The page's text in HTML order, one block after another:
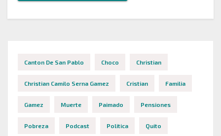
Canton De San Pablo Choco Christian
Christian Camilo Serna Gamez Cristian Familia
Gamez Muerte Paimado Pensiones
Pobreza Podcast Politica Quito